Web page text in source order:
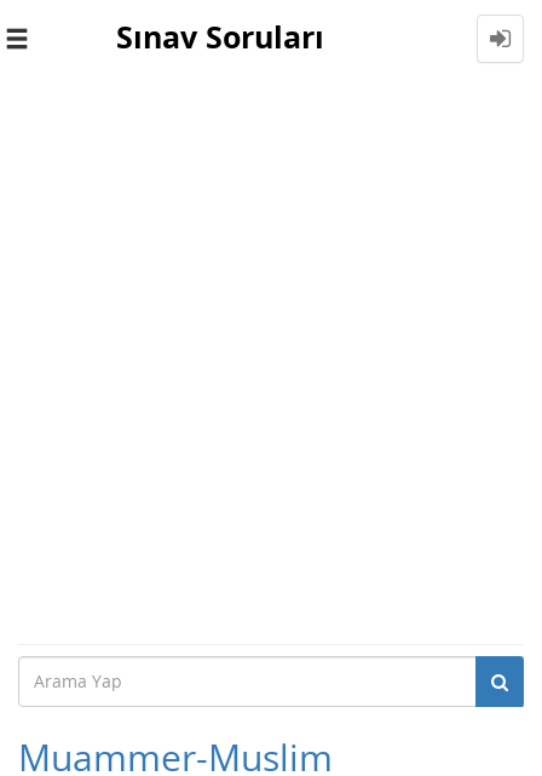
Toggle
Sınav Soruları
Muammer-Muslim